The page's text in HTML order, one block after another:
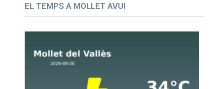
EL TEMPS A MOLLET AVUI